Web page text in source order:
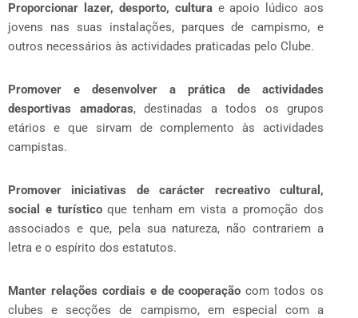
Proporcionar lazer, desporto, culturae apoio lúdico aos
jovens nas suas instalações, parques de campismo, e
outros necessários às actividades praticadas pelo Clube.
Promover e desenvolver a prática de actividades
desportivas amadoras, destinadas a todos os grupos
etários e que sirvam de complemento às actividades
campistas.
Promover iniciativas de carácter recreativo cultural,
social e turísticoque tenham em vista a promoção dos
associados e que, pela sua natureza, não contrariem a
letra e o espírito dos estatutos.
Manter relações cordiais e de cooperação com todos os
clubes e secções de campismo, em especial com a